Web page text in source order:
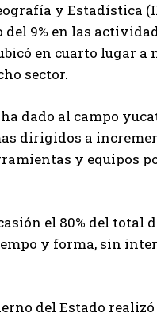
y Estadística
9% en las
en cuarto lugar
sector.
dado al campo
a
y equipos
el 80% del total
y forma, sin
del Estado